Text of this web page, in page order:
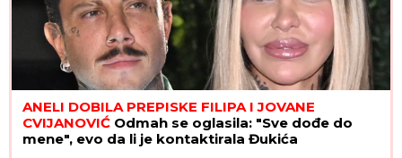
ANELI DOBILA PREPISKE FILIPA I JOVANE
CVIJANOVIĆ Odmah se oglasila: "Sve dođe do
mene", evo da li je kontaktirala Đukića